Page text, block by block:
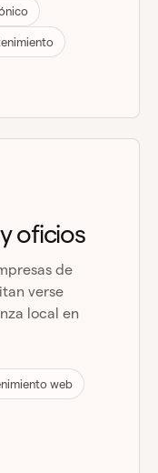
oficios
de
verse
local en
web